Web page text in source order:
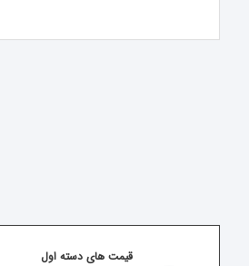
قیمت های دسته اول